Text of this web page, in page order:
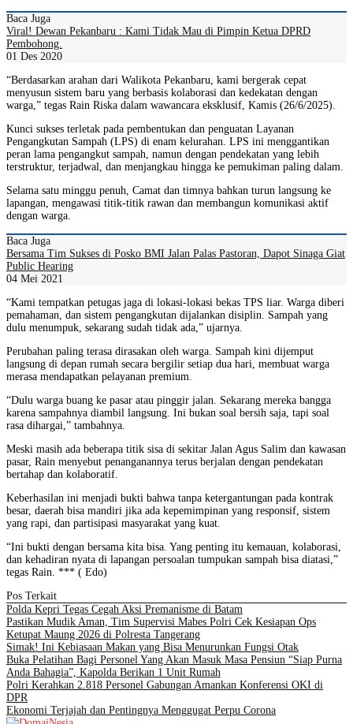
Baca Juga
Viral! Dewan Pekanbaru : Kami Tidak Mau di Pimpin Ketua DPRD
Pembohong.
01 Des 2020
“Berdasarkan arahan dari Walikota Pekanbaru, kami bergerak cepat
menyusun sistem baru yang berbasis kolaborasi dan kedekatan dengan
warga,” tegas Rain Riska dalam wawancara eksklusif, Kamis (26/6/2025).
Kunci sukses terletak pada pembentukan dan penguatan Layanan
Pengangkutan Sampah (LPS) di enam kelurahan. LPS ini menggantikan
peran lama pengangkut sampah, namun dengan pendekatan yang lebih
terstruktur, terjadwal, dan menjangkau hingga ke pemukiman paling dalam.
Selama satu minggu penuh, Camat dan timnya bahkan turun langsung ke
lapangan, mengawasi titik-titik rawan dan membangun komunikasi aktif
dengan warga.
Baca Juga
Bersama Tim Sukses di Posko BMI Jalan Palas Pastoran, Dapot Sinaga Giat
Public Hearing
04 Mei 2021
“Kami tempatkan petugas jaga di lokasi-lokasi bekas TPS liar. Warga diberi
pemahaman, dan sistem pengangkutan dijalankan disiplin. Sampah yang
dulu menumpuk, sekarang sudah tidak ada,” ujarnya.
Perubahan paling terasa dirasakan oleh warga. Sampah kini dijemput
langsung di depan rumah secara bergilir setiap dua hari, membuat warga
merasa mendapatkan pelayanan premium.
“Dulu warga buang ke pasar atau pinggir jalan. Sekarang mereka bangga
karena sampahnya diambil langsung. Ini bukan soal bersih saja, tapi soal
rasa dihargai,” tambahnya.
Meski masih ada beberapa titik sisa di sekitar Jalan Agus Salim dan kawasan
pasar, Rain menyebut penanganannya terus berjalan dengan pendekatan
bertahap dan kolaboratif.
Keberhasilan ini menjadi bukti bahwa tanpa ketergantungan pada kontrak
besar, daerah bisa mandiri jika ada kepemimpinan yang responsif, sistem
yang rapi, dan partisipasi masyarakat yang kuat.
“Ini bukti dengan bersama kita bisa. Yang penting itu kemauan, kolaborasi,
dan kehadiran nyata di lapangan persoalan tumpukan sampah bisa diatasi,”
tegas Rain. *** ( Edo)
Pos Terkait
Polda Kepri Tegas Cegah Aksi Premanisme di Batam
Pastikan Mudik Aman, Tim Supervisi Mabes Polri Cek Kesiapan Ops
Ketupat Maung 2026 di Polresta Tangerang
Simak! Ini Kebiasaan Makan yang Bisa Menurunkan Fungsi Otak
Buka Pelatihan Bagi Personel Yang Akan Masuk Masa Pensiun “Siap Purna
Anda Bahagia”, Kapolda Berikan 1 Unit Rumah
Polri Kerahkan 2.818 Personel Gabungan Amankan Konferensi OKI di
DPR
Ekonomi Terjajah dan Pentingnya Menggugat Perpu Corona